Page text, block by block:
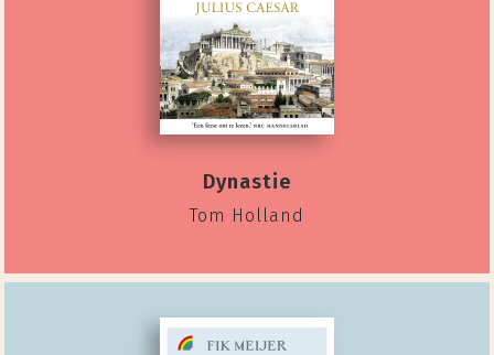
Dynastie
Tom Holland